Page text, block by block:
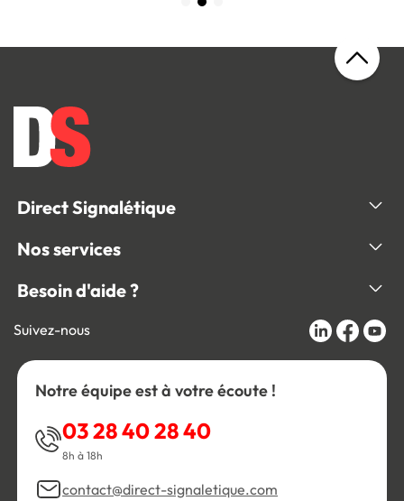
Direct Signalétique
Nos services
Besoin d'aide ?
Suivez-nous
Notre équipe est à votre écoute !
03 28 40 28 40
8h à 18h
contact@direct-signaletique.com